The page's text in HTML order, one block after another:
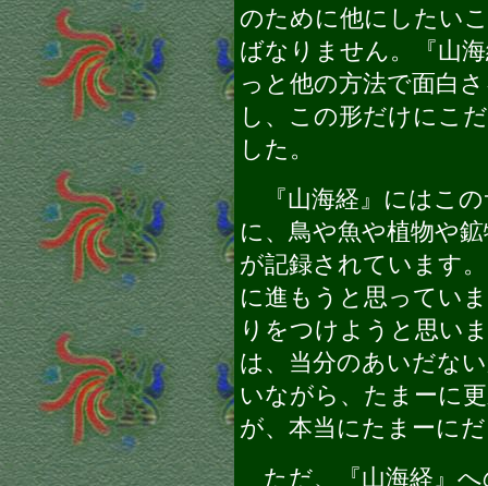
のために他にしたい
ばなりません。『山
っと他の方法で面白
し、この形だけにこ
した。
『山海経』にはこ
に、鳥や魚や植物や
が記録されています
に進もうと思ってい
りをつけようと思い
は、当分のあいだな
いながら、たまーに
が、本当にたまーに
ただ、『山海経』